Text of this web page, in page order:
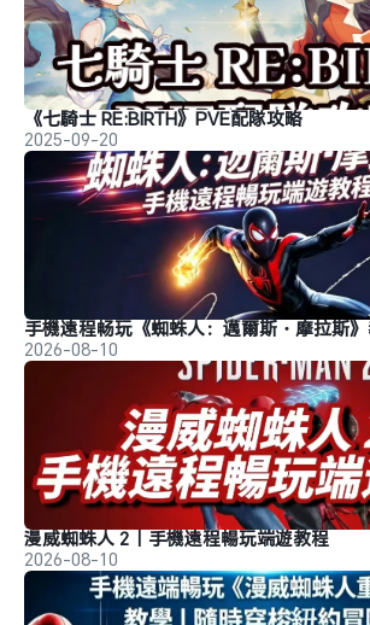
《七騎士 RE:BIRTH》PVE配隊攻略
2025-09-20
手機遠程畅玩《蜘蛛人：邁爾斯・摩拉斯
2026-08-10
漫威蜘蛛人 2｜手機遠程暢玩端遊教程
2026-08-10